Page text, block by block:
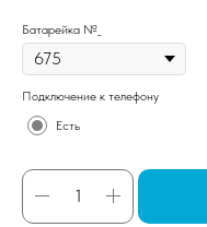
Батарейка №_
Подключение к телефону
Есть